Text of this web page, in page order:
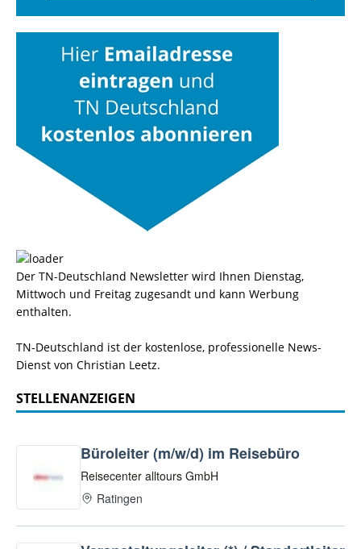
Der TN-Deutschland Newsletter wird Ihnen Dienstag,
Mittwoch und Freitag zugesandt und kann Werbung
enthalten.
TN-Deutschland ist der kostenlose, professionelle News-
Dienst von Christian Leetz.
STELLENANZEIGEN